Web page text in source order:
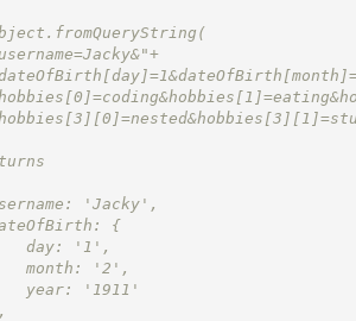
'Jacky',
{
day: '1',
month: '2',
year: '1911'